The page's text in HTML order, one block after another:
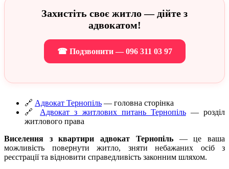
Захистіть своє житло — дійте з
адвокатом!
☎ Подзвонити — 096 311 03 97
🔗 Адвокат Тернопіль — головна сторінка
🔗 Адвокат з житлових питань Тернопіль— розділ
житлового права
Виселення з квартири адвокат Тернопіль— це ваша
можливість повернути житло, зняти небажаних осіб з
реєстрації та відновити справедливість законним шляхом.